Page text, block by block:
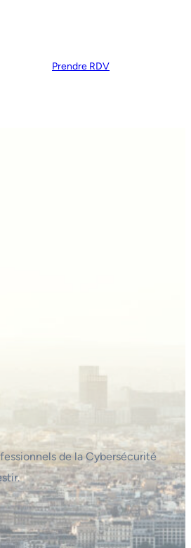
Prendre RDV
de la Cybersécurité